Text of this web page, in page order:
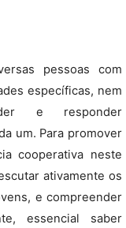
pessoas com
específicas, nem
e responder
um. Para promover
cooperativa neste
ativamente os
e compreender
essencial saber